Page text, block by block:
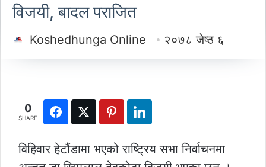
विजयी, बादल पराजित
Koshedhunga Online २०७८ जेष्ठ ६
0
SHARE
विहिवार हेटौंडामा भएको राष्ट्रिय सभा निर्वाचनमा